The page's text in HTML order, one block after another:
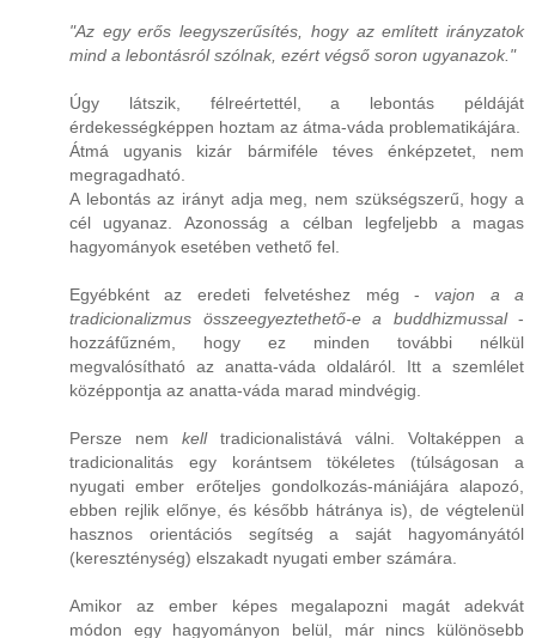
"Az egy erős leegyszerűsítés, hogy az említett irányzatok
mind a lebontásról szólnak, ezért végső soron ugyanazok."
Úgy látszik, félreértettél, a lebontás példáját
érdekességképpen hoztam az átma-váda problematikájára.
Átmá ugyanis kizár bármiféle téves énképzetet, nem
megragadható.
A lebontás az irányt adja meg, nem szükségszerű, hogy a
cél ugyanaz. Azonosság a célban legfeljebb a magas
hagyományok esetében vethető fel.
Egyébként az eredeti felvetéshez még - vajon a a
tradicionalizmus összeegyeztethető-e a buddhizmussal-
hozzáfűzném, hogy ez minden további nélkül
megvalósítható az anatta-váda oldaláról. Itt a szemlélet
középpontja az anatta-váda marad mindvégig.
Persze nem kelltradicionalistává válni. Voltaképpen a
tradicionalitás egy korántsem tökéletes (túlságosan a
nyugati ember erőteljes gondolkozás-mániájára alapozó,
ebben rejlik előnye, és később hátránya is), de végtelenül
hasznos orientációs segítség a saját hagyományától
(kereszténység) elszakadt nyugati ember számára.
Amikor az ember képes megalapozni magát adekvát
módon egy hagyományon belül, már nincs különösebb